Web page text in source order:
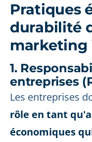
Pratiques
durabilité
1.
entreprises
Les entreprises
rôle en tant
économiques